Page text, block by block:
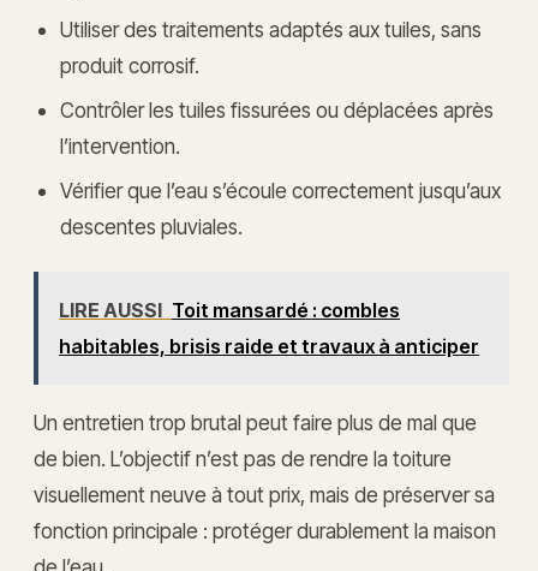
Utiliser des traitements adaptés aux tuiles, sans
produit corrosif.
Contrôler les tuiles fissurées ou déplacées après
l’intervention.
Vérifier que l’eau s’écoule correctement jusqu’aux
descentes pluviales.
LIRE AUSSI Toit mansardé : combles
habitables, brisis raide et travaux à anticiper
Un entretien trop brutal peut faire plus de mal que
de bien. L’objectif n’est pas de rendre la toiture
visuellement neuve à tout prix, mais de préserver sa
fonction principale : protéger durablement la maison